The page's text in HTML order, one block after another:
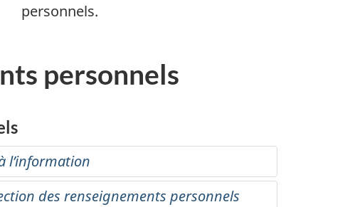
personnels.
personnels
l’information
des renseignements personnels